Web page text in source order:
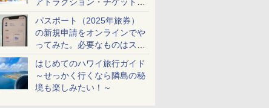
配・来場前に必要な準備は？
パスポート（2025年旅券）
の新規申請をオンラインでや
ってみた。必要なものはスマ
ホとマイナカードのみ
はじめてのハワイ旅行ガイド
～せっかく行くなら隣島の秘
境も楽しみたい！～